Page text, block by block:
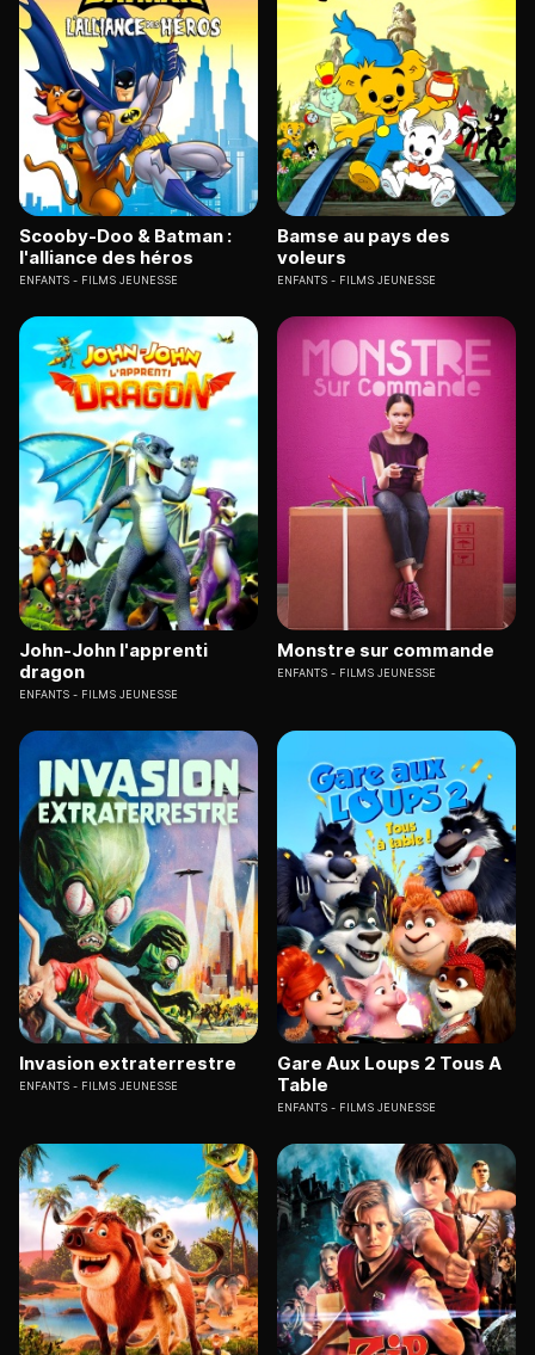
Scooby-Doo & Batman :
l'alliance des héros
ENFANTS FILMS JEUNESSE
Bamse au pays des
voleurs
ENFANTS FILMS JEUNESSE
John-John l'apprenti
dragon
ENFANTS FILMS JEUNESSE
Monstre sur commande
ENFANTS FILMS JEUNESSE
Invasion extraterrestre
ENFANTS FILMS JEUNESSE
Gare Aux Loups 2 Tous A
Table
ENFANTS FILMS JEUNESSE